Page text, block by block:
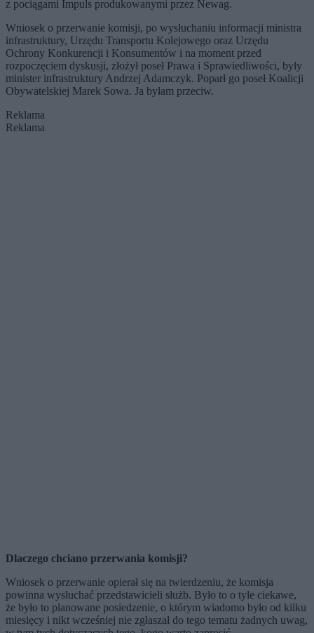
z pociągami Impuls produkowanymi przez Newag.
Wniosek o przerwanie komisji, po wysłuchaniu informacji ministra
infrastruktury, Urzędu Transportu Kolejowego oraz Urzędu
Ochrony Konkurencji i Konsumentów i na moment przed
rozpoczęciem dyskusji, złożył poseł Prawa i Sprawiedliwości, były
minister infrastruktury Andrzej Adamczyk. Poparł go poseł Koalicji
Obywatelskiej Marek Sowa. Ja byłam przeciw.
Reklama
Reklama
Dlaczego chciano przerwania komisji?
Wniosek o przerwanie opierał się na twierdzeniu, że komisja
powinna wysłuchać przedstawicieli służb. Było to o tyle ciekawe,
że było to planowane posiedzenie, o którym wiadomo było od kilku
miesięcy i nikt wcześniej nie zgłaszał do tego tematu żadnych uwag,